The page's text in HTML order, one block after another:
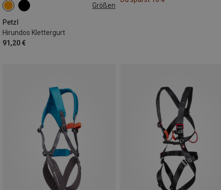
Größen
Petzl
Hirundos Klettergurt
91,20 €
L | 84-92CM
M | 77-84CM